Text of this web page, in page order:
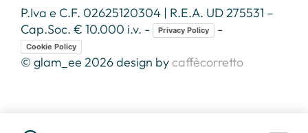
P.Iva e C.F. 02625120304 | R.E.A. UD 275531 –
Cap.Soc. € 10.000 i.v. -
Privacy Policy -
Cookie Policy
© glam_ee 2026 design bycaffècorretto